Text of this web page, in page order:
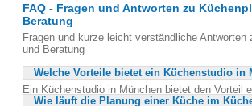
FAQ - Fragen und Antworten zu
Beratung
Fragen und kurze leicht verständliche Antworten
und Beratung
Welche Vorteile bietet ein Küchenstudio in
Ein Küchenstudio in München bietet den Vorteil
Planung durch erfahrene Küchenprofis, die auf
Wie läuft die Planung einer Küche im